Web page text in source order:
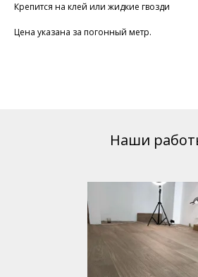
Крепится на клей или жидкие гвозди
Цена указана за погонный метр.
Наши